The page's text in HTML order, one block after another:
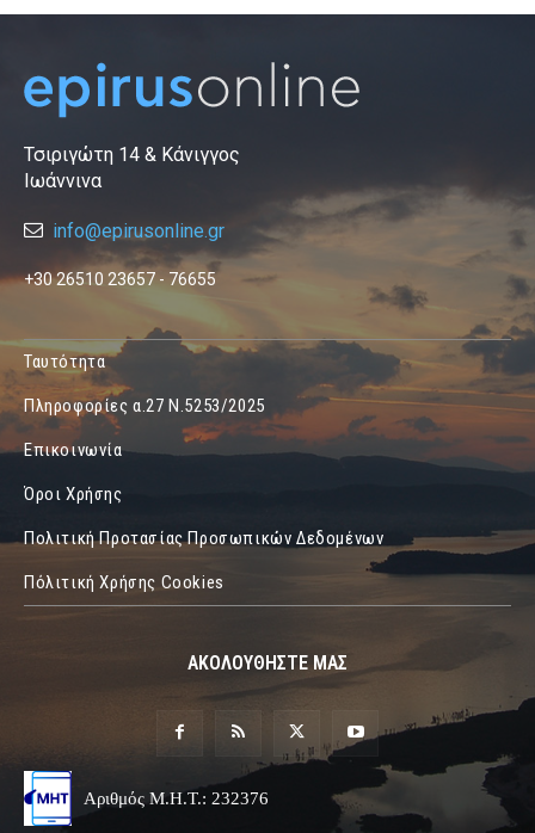
Τσιριγώτη 14 & Κάνιγγος
Ιωάννινα
info@epirusonline.gr
+30 26510 23657 - 76655
Ταυτότητα
Πληροφορίες α.27 Ν.5253/2025
Επικοινωνία
Όροι Χρήσης
Πολιτική Προτασίας Προσωπικών Δεδομένων
Πόλιτική Χρήσης Cookies
ΑΚΟΛΟΥΘΗΣΤΕ ΜΑΣ
Αριθμός Μ.Η.Τ.: 232376